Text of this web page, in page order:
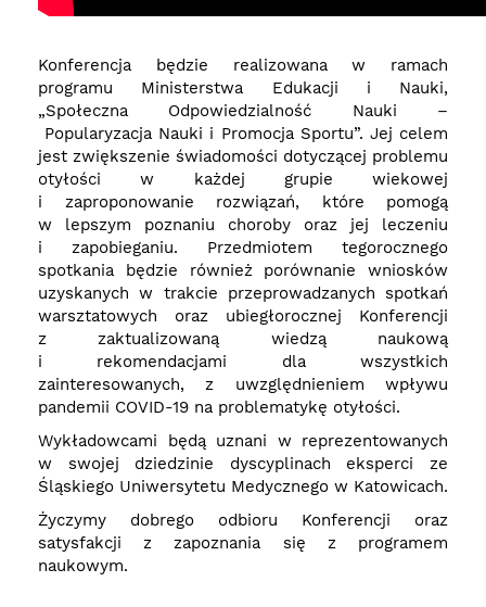
Konferencja będzie realizowana w ramach
programu Ministerstwa Edukacji i Nauki,
„Społeczna Odpowiedzialność Nauki –
Popularyzacja Nauki i Promocja Sportu”. Jej celem
jest zwiększenie świadomości dotyczącej problemu
otyłości w każdej grupie wiekowej
i zaproponowanie rozwiązań, które pomogą
w lepszym poznaniu choroby oraz jej leczeniu
i zapobieganiu. Przedmiotem tegorocznego
spotkania będzie również porównanie wniosków
uzyskanych w trakcie przeprowadzanych spotkań
warsztatowych oraz ubiegłorocznej Konferencji
z zaktualizowaną wiedzą naukową
i rekomendacjami dla wszystkich
zainteresowanych, z uwzględnieniem wpływu
pandemii COVID-19 na problematykę otyłości.
Wykładowcami będą uznani w reprezentowanych
w swojej dziedzinie dyscyplinach eksperci ze
Śląskiego Uniwersytetu Medycznego w Katowicach.
Życzymy dobrego odbioru Konferencji oraz
satysfakcji z zapoznania się z programem
naukowym.